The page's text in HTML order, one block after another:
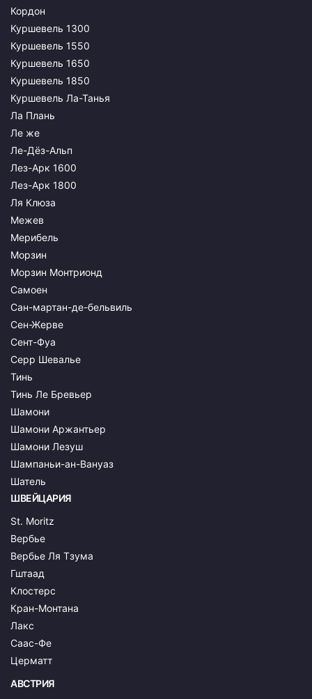
Кордон
Куршевель 1300
Куршевель 1550
Куршевель 1650
Куршевель 1850
Куршевель Ла-Танья
Ла Плань
Ле же
Ле-Дёз-Альп
Лез-Арк 1600
Лез-Арк 1800
Ля Клюза
Межев
Мерибель
Морзин
Морзин Монтрионд
Самоен
Сан-мартан-де-бельвиль
Сен-Жерве
Сент-Фуа
Серр Шевалье
Тинь
Тинь Ле Бревьер
Шамони
Шамони Аржантьер
Шамони Лезуш
Шампаньи-ан-Вануаз
Шатель
ШВЕЙЦАРИЯ
St. Moritz
Вербье
Вербье Ля Тзума
Гштаад
Клостерс
Кран-Монтана
Лакс
Саас-Фе
Церматт
АВСТРИЯ